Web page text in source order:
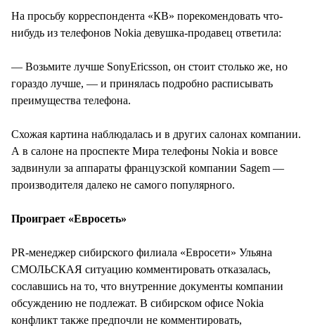
На просьбу корреспондента «КВ» порекомендовать что-
нибудь из телефонов Nokia девушка-продавец ответила:
— Возьмите лучше SonyEricsson, он стоит столько же, но
гораздо лучше, — и принялась подробно расписывать
преимущества телефона.
Схожая картина наблюдалась и в других салонах компании.
А в салоне на проспекте Мира телефоны Nokia и вовсе
задвинули за аппараты французской компании Sagem —
производителя далеко не самого популярного.
Проиграет «Евросеть»
PR-менеджер сибирского филиала «Евросети» Ульяна
СМОЛЬСКАЯ ситуацию комментировать отказалась,
сославшись на то, что внутренние документы компании
обсуждению не подлежат. В сибирском офисе Nokia
конфликт также предпочли не комментировать,